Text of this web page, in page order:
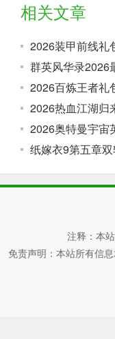
相关文章
2026装甲前线礼
群英风华录2026
2026百炼王者礼
2026热血江湖归
2026奥特曼宇宙
纸嫁衣9第五章
注释：本
免责声明：本站所有信